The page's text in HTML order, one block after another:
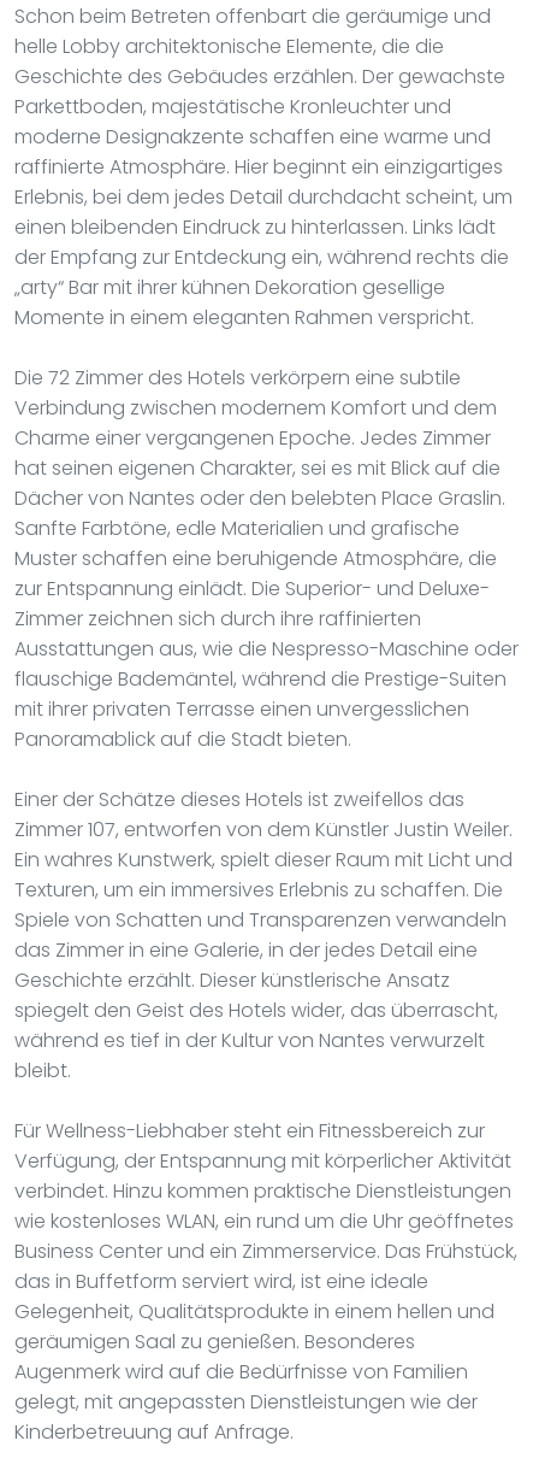
Schon beim Betreten offenbart die geräumige und
helle Lobby architektonische Elemente, die die
Geschichte des Gebäudes erzählen. Der gewachste
Parkettboden, majestätische Kronleuchter und
moderne Designakzente schaffen eine warme und
raffinierte Atmosphäre. Hier beginnt ein einzigartiges
Erlebnis, bei dem jedes Detail durchdacht scheint, um
einen bleibenden Eindruck zu hinterlassen. Links lädt
der Empfang zur Entdeckung ein, während rechts die
„arty“ Bar mit ihrer kühnen Dekoration gesellige
Momente in einem eleganten Rahmen verspricht.
Die 72 Zimmer des Hotels verkörpern eine subtile
Verbindung zwischen modernem Komfort und dem
Charme einer vergangenen Epoche. Jedes Zimmer
hat seinen eigenen Charakter, sei es mit Blick auf die
Dächer von Nantes oder den belebten Place Graslin.
Sanfte Farbtöne, edle Materialien und grafische
Muster schaffen eine beruhigende Atmosphäre, die
zur Entspannung einlädt. Die Superior- und Deluxe-
Zimmer zeichnen sich durch ihre raffinierten
Ausstattungen aus, wie die Nespresso-Maschine oder
flauschige Bademäntel, während die Prestige-Suiten
mit ihrer privaten Terrasse einen unvergesslichen
Panoramablick auf die Stadt bieten.
Einer der Schätze dieses Hotels ist zweifellos das
Zimmer 107, entworfen von dem Künstler Justin Weiler.
Ein wahres Kunstwerk, spielt dieser Raum mit Licht und
Texturen, um ein immersives Erlebnis zu schaffen. Die
Spiele von Schatten und Transparenzen verwandeln
das Zimmer in eine Galerie, in der jedes Detail eine
Geschichte erzählt. Dieser künstlerische Ansatz
spiegelt den Geist des Hotels wider, das überrascht,
während es tief in der Kultur von Nantes verwurzelt
bleibt.
Für Wellness-Liebhaber steht ein Fitnessbereich zur
Verfügung, der Entspannung mit körperlicher Aktivität
verbindet. Hinzu kommen praktische Dienstleistungen
wie kostenloses WLAN, ein rund um die Uhr geöffnetes
Business Center und ein Zimmerservice. Das Frühstück,
das in Buffetform serviert wird, ist eine ideale
Gelegenheit, Qualitätsprodukte in einem hellen und
geräumigen Saal zu genießen. Besonderes
Augenmerk wird auf die Bedürfnisse von Familien
gelegt, mit angepassten Dienstleistungen wie der
Kinderbetreuung auf Anfrage.